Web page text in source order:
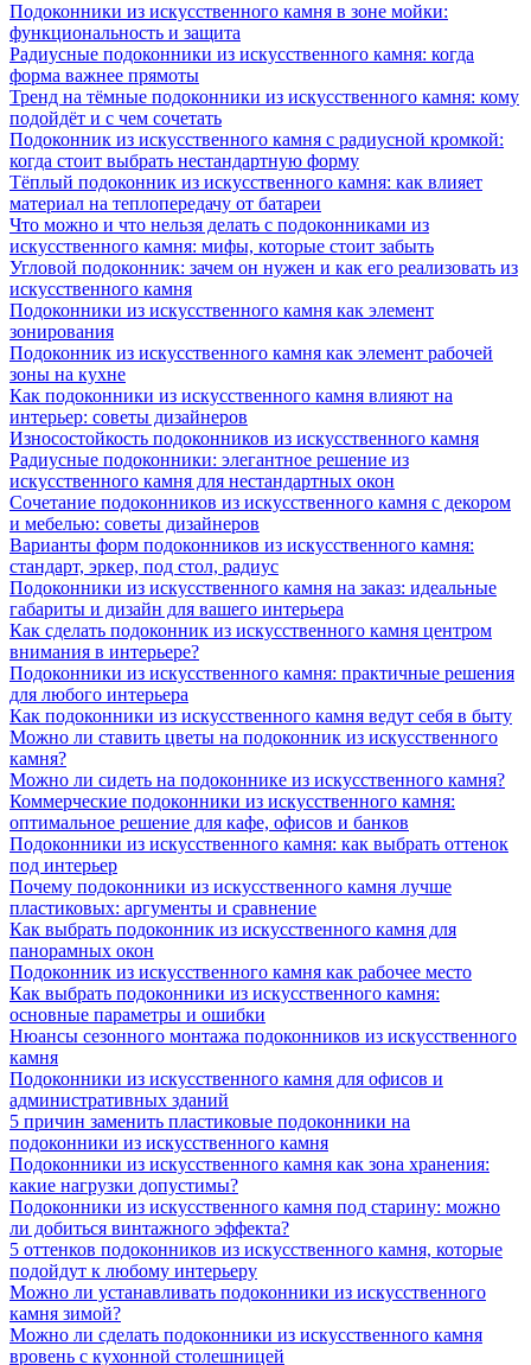
Подоконники из искусственного камня в зоне мойки:
функциональность и защита
Радиусные подоконники из искусственного камня: когда
форма важнее прямоты
Тренд на тёмные подоконники из искусственного камня: кому
подойдёт и с чем сочетать
Подоконник из искусственного камня с радиусной кромкой:
когда стоит выбрать нестандартную форму
Тёплый подоконник из искусственного камня: как влияет
материал на теплопередачу от батареи
Что можно и что нельзя делать с подоконниками из
искусственного камня: мифы, которые стоит забыть
Угловой подоконник: зачем он нужен и как его реализовать из
искусственного камня
Подоконники из искусственного камня как элемент
зонирования
Подоконник из искусственного камня как элемент рабочей
зоны на кухне
Как подоконники из искусственного камня влияют на
интерьер: советы дизайнеров
Износостойкость подоконников из искусственного камня
Радиусные подоконники: элегантное решение из
искусственного камня для нестандартных окон
Сочетание подоконников из искусственного камня с декором
и мебелью: советы дизайнеров
Варианты форм подоконников из искусственного камня:
стандарт, эркер, под стол, радиус
Подоконники из искусственного камня на заказ: идеальные
габариты и дизайн для вашего интерьера
Как сделать подоконник из искусственного камня центром
внимания в интерьере?
Подоконники из искусственного камня: практичные решения
для любого интерьера
Как подоконники из искусственного камня ведут себя в быту
Можно ли ставить цветы на подоконник из искусственного
камня?
Можно ли сидеть на подоконнике из искусственного камня?
Коммерческие подоконники из искусственного камня:
оптимальное решение для кафе, офисов и банков
Подоконники из искусственного камня: как выбрать оттенок
под интерьер
Почему подоконники из искусственного камня лучше
пластиковых: аргументы и сравнение
Как выбрать подоконник из искусственного камня для
панорамных окон
Подоконник из искусственного камня как рабочее место
Как выбрать подоконники из искусственного камня:
основные параметры и ошибки
Нюансы сезонного монтажа подоконников из искусственного
камня
Подоконники из искусственного камня для офисов и
административных зданий
5 причин заменить пластиковые подоконники на
подоконники из искусственного камня
Подоконники из искусственного камня как зона хранения:
какие нагрузки допустимы?
Подоконники из искусственного камня под старину: можно
ли добиться винтажного эффекта?
5 оттенков подоконников из искусственного камня, которые
подойдут к любому интерьеру
Можно ли устанавливать подоконники из искусственного
камня зимой?
Можно ли сделать подоконники из искусственного камня
вровень с кухонной столешницей